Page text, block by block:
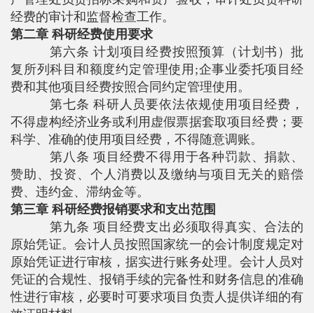
经费的审计和监督检查工作。
第二章 科研经费使用要求
第六条 计划项目经费按照预算（计划书）批
复所列科目和额度约定管理使用 ;企事业委托项目经
费和其他项目经费按照合同约定管理使用。
第七条 科研人员要依法依规使用项目经费，
不得虚构经济业务或利用虚假票据套取项目经费；要
科学、准确的使用项目经费，不得随意调账。
第八条 项目经费不得用于各种罚款、捐款、
赞助、投资、个人消费以及缴纳与项目无关的赔偿
费、违约金、滞纳金等。
第三章 科研经费报销要求和支出范围
第九条 项目经费支出必须取得真实、合法的
原始凭证。会计人员按照国家统一的会计制度规定对
原始凭证进行审核，据实进行账务处理。会计人员对
凭证的合规性、报销手续的完备性和财务信息的准确
性进行审核，必要时可要求项目负责人提供详细的有